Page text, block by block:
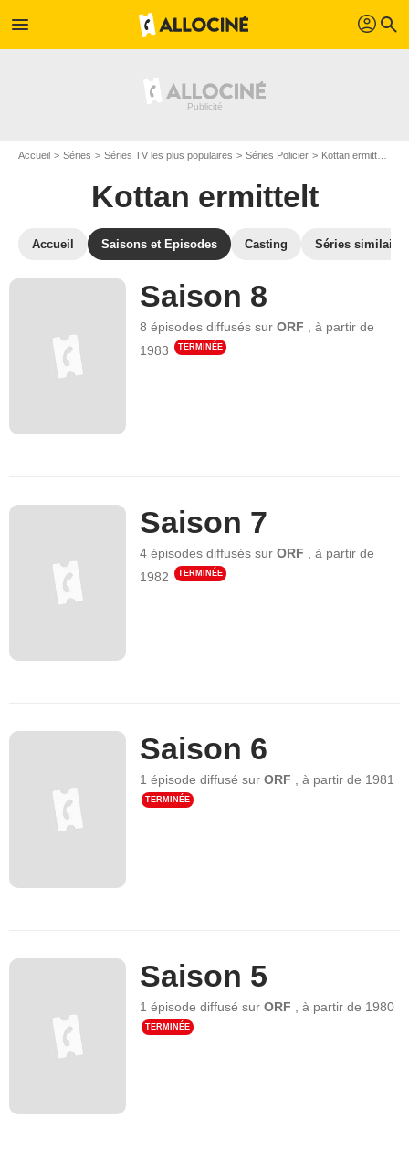
menu profil search
Accueil Séries Séries TV les plus populaires Séries Policier Kottan ermittelt
Kottan ermittelt
Accueil Saisons et Episodes Casting Séries similaires
Saison 8
8 épisodes diffusés surORF ,à partir de
1983
TERMINÉE
Saison 7
4 épisodes diffusés surORF ,à partir de
1982
TERMINÉE
Saison 6
1 épisode diffusé surORF ,à partir de 1981
TERMINÉE
Saison 5
1 épisode diffusé surORF ,à partir de 1980
TERMINÉE